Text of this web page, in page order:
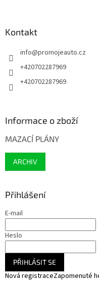
Kontakt
info@promojeauto.cz
+420702287969
+420702287969
Informace o zboží
MAZACÍ PLÁNY
ARCHIV
Přihlášení
E-mail
Heslo
PŘIHLÁSIT SE
Nová registraceZapomenuté